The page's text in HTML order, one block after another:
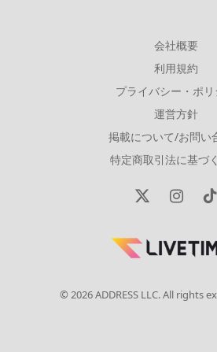
会社概要
利用規約
プライバシー・ポリ
運営方針
掲載について/お問い
特定商取引法に基づ
X
© 2026 ADDRESS LLC. All rights